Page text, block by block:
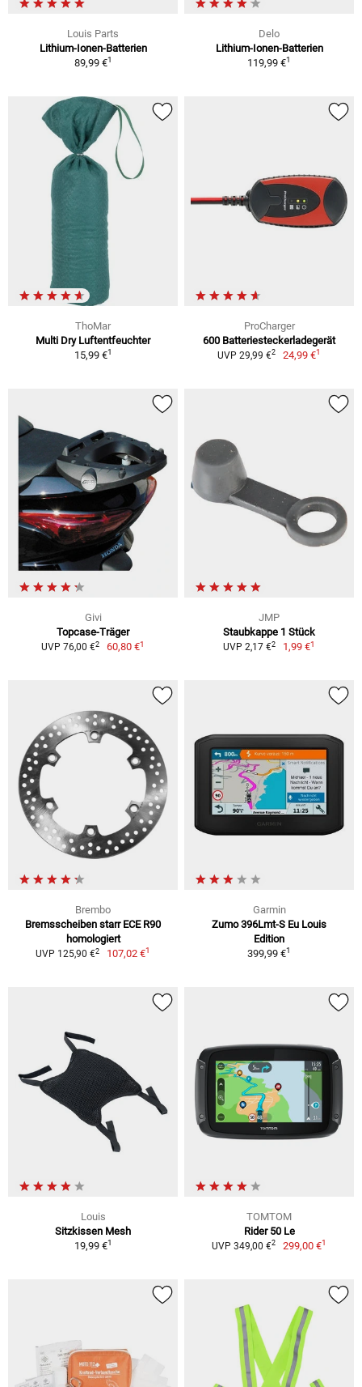
Louis Parts
Lithium-Ionen-Batterien
89,99 €1
Delo
Lithium-Ionen-Batterien
119,99 €1
ThoMar
Multi Dry Luftentfeuchter
15,99 €1
ProCharger
600 Batteriesteckerladegerät
UVP 29,99 €2 24,99 €1
Givi
Topcase-Träger
UVP 76,00 €2 60,80 €1
JMP
Staubkappe 1 Stück
UVP 2,17 €2 1,99 €1
Brembo
Bremsscheiben starr ECE R90
homologiert
UVP 125,90 €2 107,02 €1
Garmin
Zumo 396Lmt-S Eu Louis
Edition
399,99 €1
Louis
Sitzkissen Mesh
19,99 €1
TOMTOM
Rider 50 Le
UVP 349,00 €2 299,00 €1